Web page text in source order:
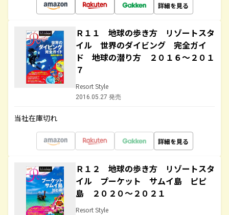
詳細を見る
Ｒ１１ 地球の歩き方 リゾートスタ
イル 世界のダイビング 完全ガイ
ド 地球の潜り方 ２０１６～２０１
７
Resort Style
2016.05.27 発売
当社在庫切れ
詳細を見る
Ｒ１２ 地球の歩き方 リゾートスタ
イル プーケット サムイ島 ピピ
島 ２０２０～２０２１
Resort Style